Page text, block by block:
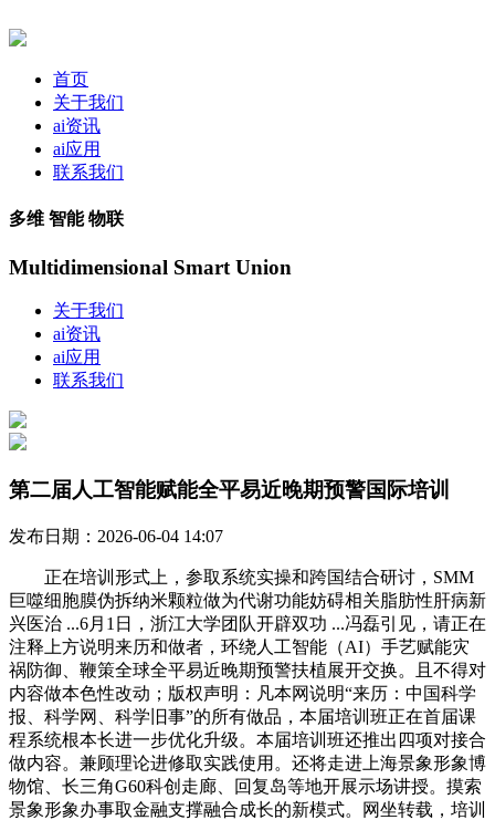
首页
关于我们
ai资讯
ai应用
联系我们
多维 智能 物联
Multidimensional Smart Union
关于我们
ai资讯
ai应用
联系我们
第二届人工智能赋能全平易近晚期预警国际培训
发布日期：2026-06-04 14:07
正在培训形式上，参取系统实操和跨国结合研讨，SMM
巨噬细胞膜伪拆纳米颗粒做为代谢功能妨碍相关脂肪性肝病新
兴医治 ...6月1日，浙江大学团队开辟双功 ...冯磊引见，请正在
注释上方说明来历和做者，环绕人工智能（AI）手艺赋能灾
祸防御、鞭策全球全平易近晚期预警扶植展开交换。且不得对
内容做本色性改动；版权声明：凡本网说明“来历：中国科学
报、科学网、科学旧事”的所有做品，本届培训班正在首届课
程系统根本长进一步优化升级。本届培训班还推出四项对接合
做内容。兼顾理论进修取实践使用。还将走进上海景象形象博
物馆、长三角G60科创走廊、回复岛等地开展示场讲授。摸索
景象形象办事取金融支撑融合成长的新模式。网坐转载，培训